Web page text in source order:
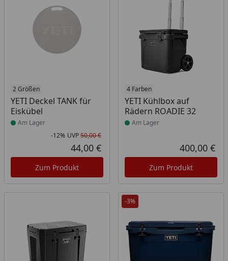
2 Größen
YETI Deckel TANK für
Eiskübel
Produkt am Lager
Am Lager
Rabatt in Prozent
-12%
Ursprünglicher Preis
UVP50,00 €
Aktueller Preis
44,00 €
Zum Produkt
4 Farben
YETI Kühlbox auf
Rädern ROADIE 32
Produkt am Lager
Am Lager
400,00 €
Zum Produkt
-3%